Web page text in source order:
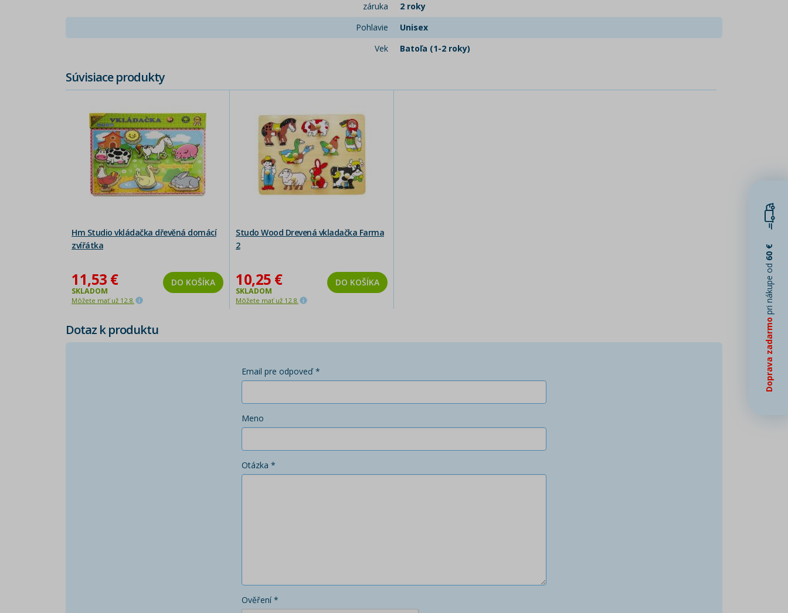
záruka
2 roky
Pohlavie
Unisex
Vek
Batoľa (1-2 roky)
Súvisiace produkty
Hm Studio vkládačka dřevěná domácí
zvířátka
11,53 €
SKLADOM
Môžete mať už 12.8.
DO KOŠÍKA
Studo Wood Drevená vkladačka Farma
2
10,25 €
SKLADOM
Môžete mať už 12.8.
DO KOŠÍKA
Dotaz k produktu
Email pre odpoveď *
Meno
Otázka *
Ověření *
Doprava zadarmo
pri nákupe od
60 €